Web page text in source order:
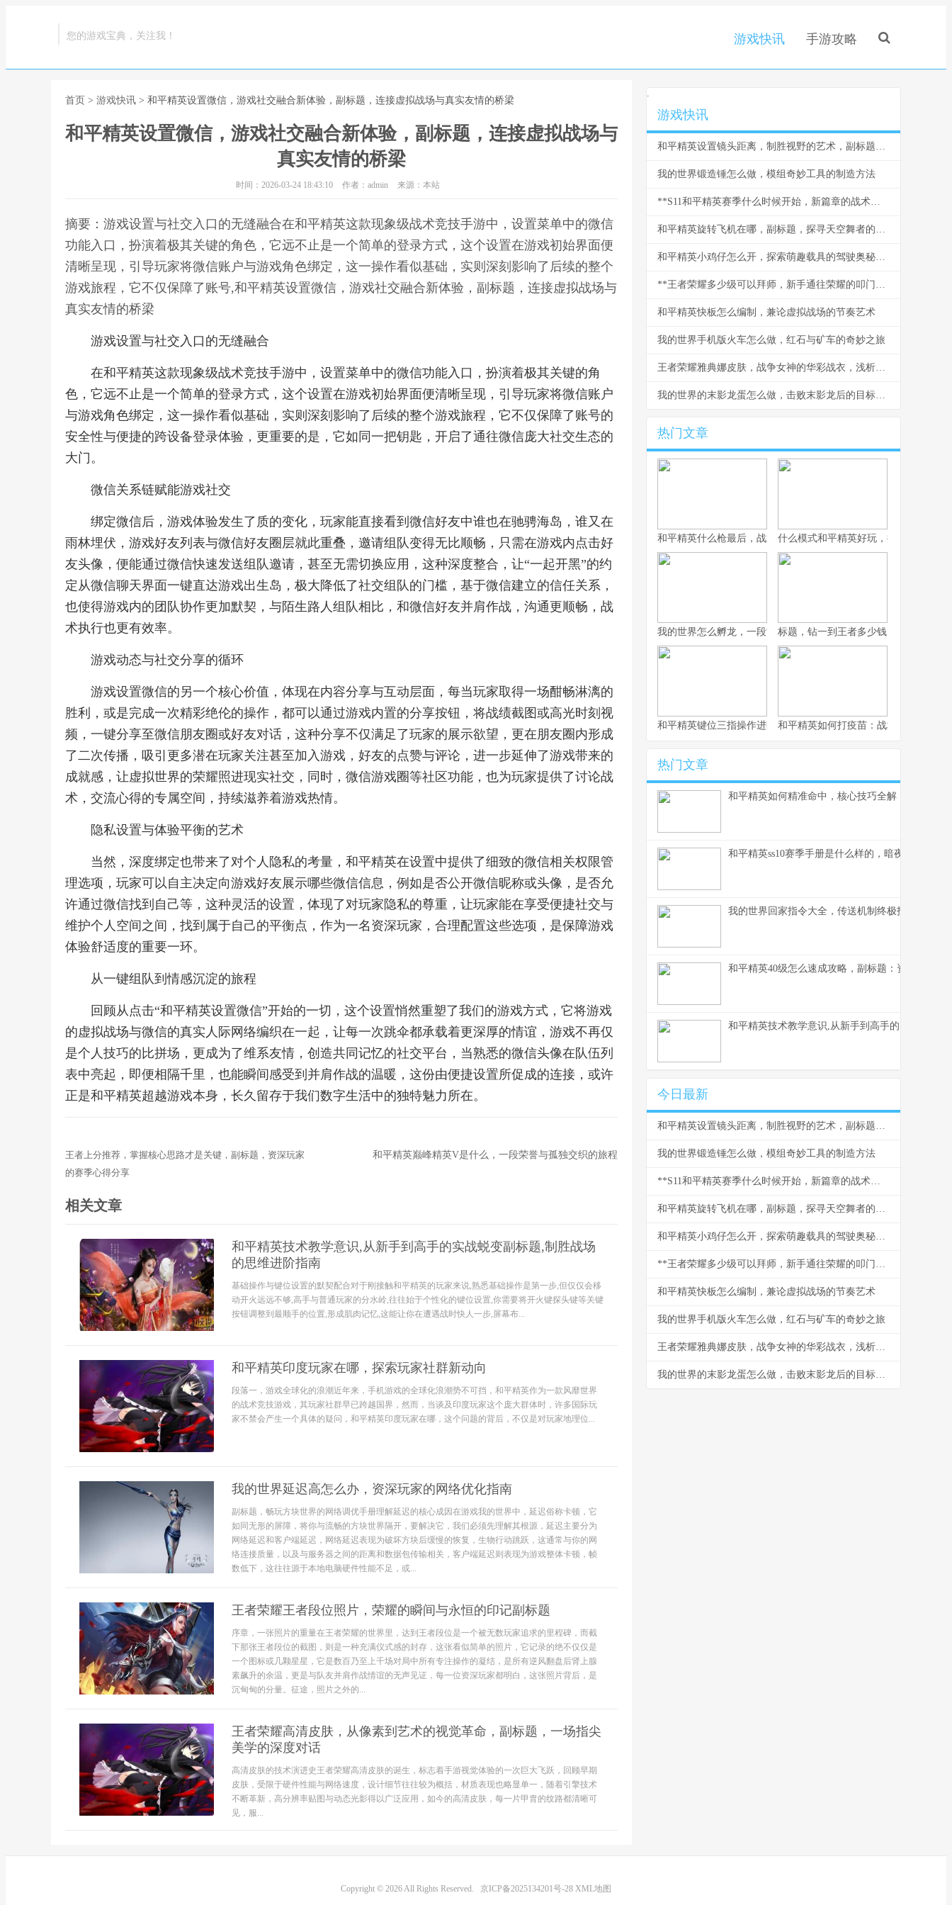
您的游戏宝典，关注我！ 游戏快讯 手游攻略
首页 > 游戏快讯 > 和平精英设置微信，游戏社交融合新体验，副标题，连接虚拟战场与真实友情的桥梁
和平精英设置微信，游戏社交融合新体验，副标题，连接虚拟战场与
真实友情的桥梁
时间：2026-03-24 18:43:10 作者：admin 来源：本站
摘要：游戏设置与社交入口的无缝融合在和平精英这款现象级战术竞技手游中，设置菜单中的微信
功能入口，扮演着极其关键的角色，它远不止是一个简单的登录方式，这个设置在游戏初始界面便
清晰呈现，引导玩家将微信账户与游戏角色绑定，这一操作看似基础，实则深刻影响了后续的整个
游戏旅程，它不仅保障了账号,和平精英设置微信，游戏社交融合新体验，副标题，连接虚拟战场与
真实友情的桥梁
游戏设置与社交入口的无缝融合
在和平精英这款现象级战术竞技手游中，设置菜单中的微信功能入口，扮演着极其关键的角
色，它远不止是一个简单的登录方式，这个设置在游戏初始界面便清晰呈现，引导玩家将微信账户
与游戏角色绑定，这一操作看似基础，实则深刻影响了后续的整个游戏旅程，它不仅保障了账号的
安全性与便捷的跨设备登录体验，更重要的是，它如同一把钥匙，开启了通往微信庞大社交生态的
大门。
微信关系链赋能游戏社交
绑定微信后，游戏体验发生了质的变化，玩家能直接看到微信好友中谁也在驰骋海岛，谁又在
雨林埋伏，游戏好友列表与微信好友圈层就此重叠，邀请组队变得无比顺畅，只需在游戏内点击好
友头像，便能通过微信快速发送组队邀请，甚至无需切换应用，这种深度整合，让“一起开黑”的约
定从微信聊天界面一键直达游戏出生岛，极大降低了社交组队的门槛，基于微信建立的信任关系，
也使得游戏内的团队协作更加默契，与陌生路人组队相比，和微信好友并肩作战，沟通更顺畅，战
术执行也更有效率。
游戏动态与社交分享的循环
游戏设置微信的另一个核心价值，体现在内容分享与互动层面，每当玩家取得一场酣畅淋漓的
胜利，或是完成一次精彩绝伦的操作，都可以通过游戏内置的分享按钮，将战绩截图或高光时刻视
频，一键分享至微信朋友圈或好友对话，这种分享不仅满足了玩家的展示欲望，更在朋友圈内形成
了二次传播，吸引更多潜在玩家关注甚至加入游戏，好友的点赞与评论，进一步延伸了游戏带来的
成就感，让虚拟世界的荣耀照进现实社交，同时，微信游戏圈等社区功能，也为玩家提供了讨论战
术，交流心得的专属空间，持续滋养着游戏热情。
隐私设置与体验平衡的艺术
当然，深度绑定也带来了对个人隐私的考量，和平精英在设置中提供了细致的微信相关权限管
理选项，玩家可以自主决定向游戏好友展示哪些微信信息，例如是否公开微信昵称或头像，是否允
许通过微信找到自己等，这种灵活的设置，体现了对玩家隐私的尊重，让玩家能在享受便捷社交与
维护个人空间之间，找到属于自己的平衡点，作为一名资深玩家，合理配置这些选项，是保障游戏
体验舒适度的重要一环。
从一键组队到情感沉淀的旅程
回顾从点击“和平精英设置微信”开始的一切，这个设置悄然重塑了我们的游戏方式，它将游戏
的虚拟战场与微信的真实人际网络编织在一起，让每一次跳伞都承载着更深厚的情谊，游戏不再仅
是个人技巧的比拼场，更成为了维系友情，创造共同记忆的社交平台，当熟悉的微信头像在队伍列
表中亮起，即便相隔千里，也能瞬间感受到并肩作战的温暖，这份由便捷设置所促成的连接，或许
正是和平精英超越游戏本身，长久留存于我们数字生活中的独特魅力所在。
王者上分推荐，掌握核心思路才是关键，副标题，资深玩家
的赛季心得分享
和平精英巅峰精英V是什么，一段荣誉与孤独交织的旅程
相关文章
和平精英技术教学意识,从新手到高手的实战蜕变副标题,制胜战场
的思维进阶指南
基础操作与键位设置的默契配合对于刚接触和平精英的玩家来说,熟悉基础操作是第一步,但仅仅会移
动开火远远不够,高手与普通玩家的分水岭,往往始于个性化的键位设置,你需要将开火键探头键等关键
按钮调整到最顺手的位置,形成肌肉记忆,这能让你在遭遇战时快人一步,屏幕布...
和平精英印度玩家在哪，探索玩家社群新动向
段落一，游戏全球化的浪潮近年来，手机游戏的全球化浪潮势不可挡，和平精英作为一款风靡世界
的战术竞技游戏，其玩家社群早已跨越国界，然而，当谈及印度玩家这个庞大群体时，许多国际玩
家不禁会产生一个具体的疑问，和平精英印度玩家在哪，这个问题的背后，不仅是对玩家地理位...
我的世界延迟高怎么办，资深玩家的网络优化指南
副标题，畅玩方块世界的网络调优手册理解延迟的核心成因在游戏我的世界中，延迟俗称卡顿，它
如同无形的屏障，将你与流畅的方块世界隔开，要解决它，我们必须先理解其根源，延迟主要分为
网络延迟和客户端延迟，网络延迟表现为破坏方块后缓慢的恢复，生物行动跳跃，这通常与你的网
络连接质量，以及与服务器之间的距离和数据包传输相关，客户端延迟则表现为游戏整体卡顿，帧
数低下，这往往源于本地电脑硬件性能不足，或...
王者荣耀王者段位照片，荣耀的瞬间与永恒的印记副标题
序章，一张照片的重量在王者荣耀的世界里，达到王者段位是一个被无数玩家追求的里程碑，而截
下那张王者段位的截图，则是一种充满仪式感的封存，这张看似简单的照片，它记录的绝不仅仅是
一个图标或几颗星星，它是数百乃至上千场对局中所有专注操作的凝结，是所有逆风翻盘后肾上腺
素飙升的余温，更是与队友并肩作战情谊的无声见证，每一位资深玩家都明白，这张照片背后，是
沉甸甸的分量。征途，照片之外的...
王者荣耀高清皮肤，从像素到艺术的视觉革命，副标题，一场指尖
美学的深度对话
高清皮肤的技术演进史王者荣耀高清皮肤的诞生，标志着手游视觉体验的一次巨大飞跃，回顾早期
皮肤，受限于硬件性能与网络速度，设计细节往往较为概括，材质表现也略显单一，随着引擎技术
不断革新，高分辨率贴图与动态光影得以广泛应用，如今的高清皮肤，每一片甲胄的纹路都清晰可
见，服...
.
游戏快讯
和平精英设置镜头距离，制胜视野的艺术，副标题，从新手到大神的视角密钥
我的世界锻造锤怎么做，模组奇妙工具的制造方法
**S11和平精英赛季什么时候开始，新篇章的战术与期待**
和平精英旋转飞机在哪，副标题，探寻天空舞者的秘密坐标
和平精英小鸡仔怎么开，探索萌趣载具的驾驶奥秘，副标题，从获取到驰骋战场的全指南
**王者荣耀多少级可以拜师，新手通往荣耀的叩门砖**
和平精英快板怎么编制，兼论虚拟战场的节奏艺术
我的世界手机版火车怎么做，红石与矿车的奇妙之旅
王者荣耀雅典娜皮肤，战争女神的华彩战衣，浅析皮肤设计与实战体验
我的世界的末影龙蛋怎么做，击败末影龙后的目标蓝图
热门文章
和平精英什么枪最后，战术博弈与心理博弈的终极考验
什么模式和平精英好玩，探寻战术竞技
我的世界怎么孵龙，一段古老传说的复苏之旅标题，钻一到王者多少钱，一场段位攀
和平精英键位三指操作进阶指南，从入门到精通的战场掌控术
和平精英如何打疫苗：战场生存的免疫
热门文章
和平精英如何精准命中，核心技巧全解，副标题，
和平精英ss10赛季手册是什么样的，暗夜锋芒的战
我的世界回家指令大全，传送机制终极指南
和平精英40级怎么速成攻略，副标题：资深玩家的
和平精英技术教学意识,从新手到高手的实战蜕变
今日最新
和平精英设置镜头距离，制胜视野的艺术，副标题，从新手到大神的视角密钥
我的世界锻造锤怎么做，模组奇妙工具的制造方法
**S11和平精英赛季什么时候开始，新篇章的战术与期待**
和平精英旋转飞机在哪，副标题，探寻天空舞者的秘密坐标
和平精英小鸡仔怎么开，探索萌趣载具的驾驶奥秘，副标题，从获取到驰骋战场的全指南
**王者荣耀多少级可以拜师，新手通往荣耀的叩门砖**
和平精英快板怎么编制，兼论虚拟战场的节奏艺术
我的世界手机版火车怎么做，红石与矿车的奇妙之旅
王者荣耀雅典娜皮肤，战争女神的华彩战衣，浅析皮肤设计与实战体验
我的世界的末影龙蛋怎么做，击败末影龙后的目标蓝图
Copyright © 2026 All Rights Reserved. 京ICP备2025134201号-28 XML地图